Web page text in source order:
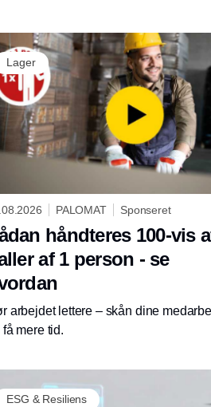
Lager
PALOMAT Sponseret
håndteres 100-vis
af 1 person - se
arbejdet lettere – skån dine
få mere tid.
ESG & Resiliens